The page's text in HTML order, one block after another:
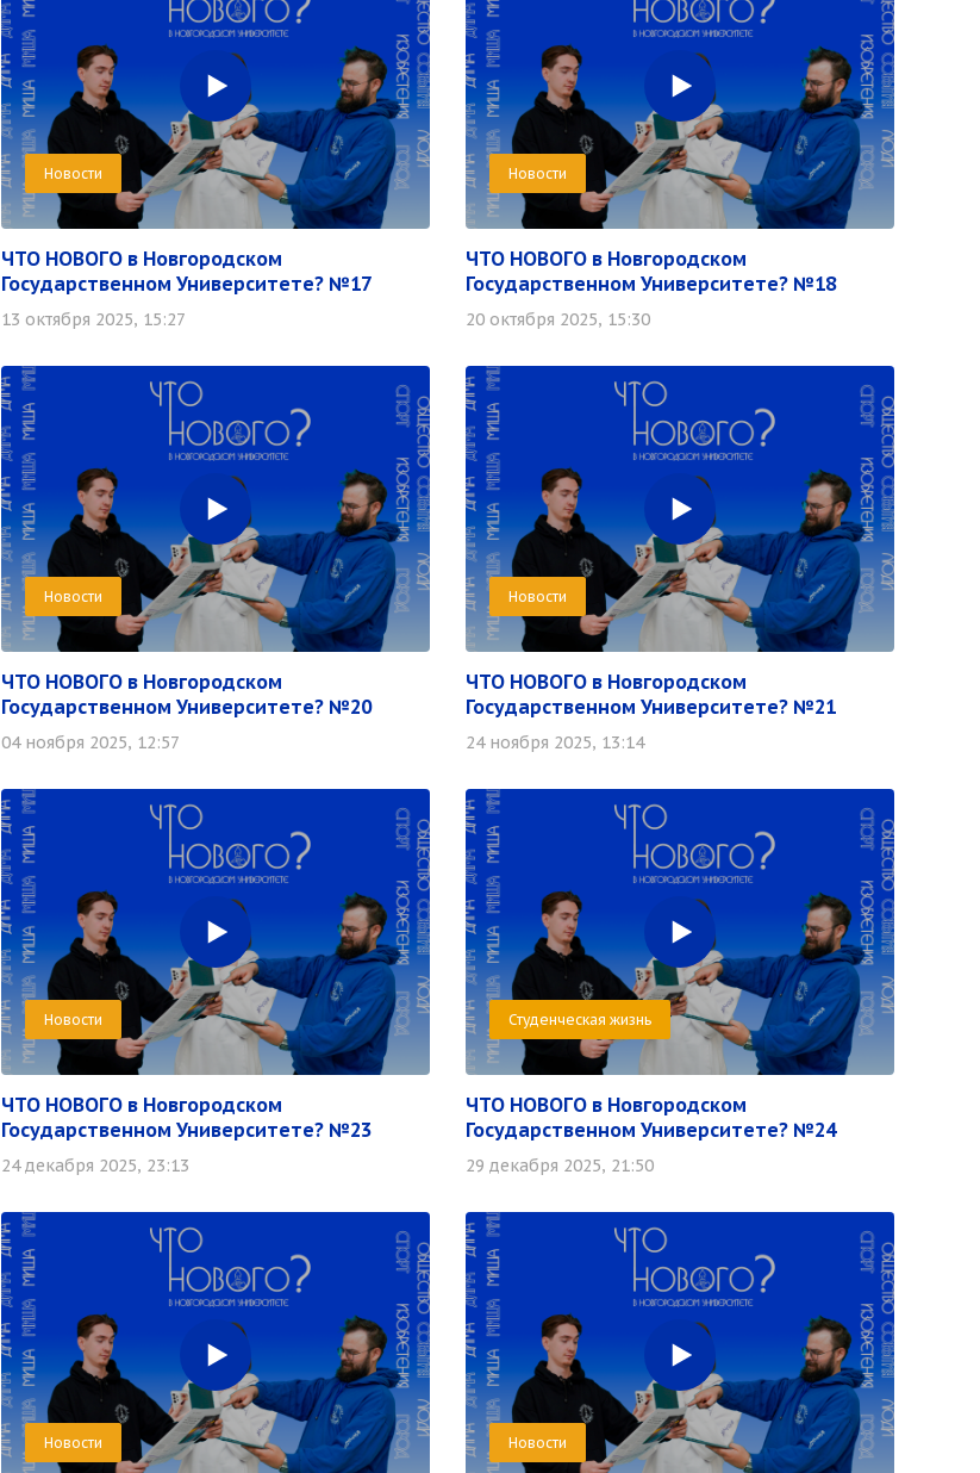
Новости
ЧТО НОВОГО в Новгородском
Государственном Университете? №17
13 октября 2025, 15:27
Новости
ЧТО НОВОГО в Новгородском
Государственном Университете? №18
20 октября 2025, 15:30
Новости
ЧТО НОВОГО в Новгородском
Государственном Университете? №20
04 ноября 2025, 12:57
Новости
ЧТО НОВОГО в Новгородском
Государственном Университете? №21
24 ноября 2025, 13:14
Новости
ЧТО НОВОГО в Новгородском
Государственном Университете? №23
24 декабря 2025, 23:13
Студенческая жизнь
ЧТО НОВОГО в Новгородском
Государственном Университете? №24
29 декабря 2025, 21:50
Новости Новости